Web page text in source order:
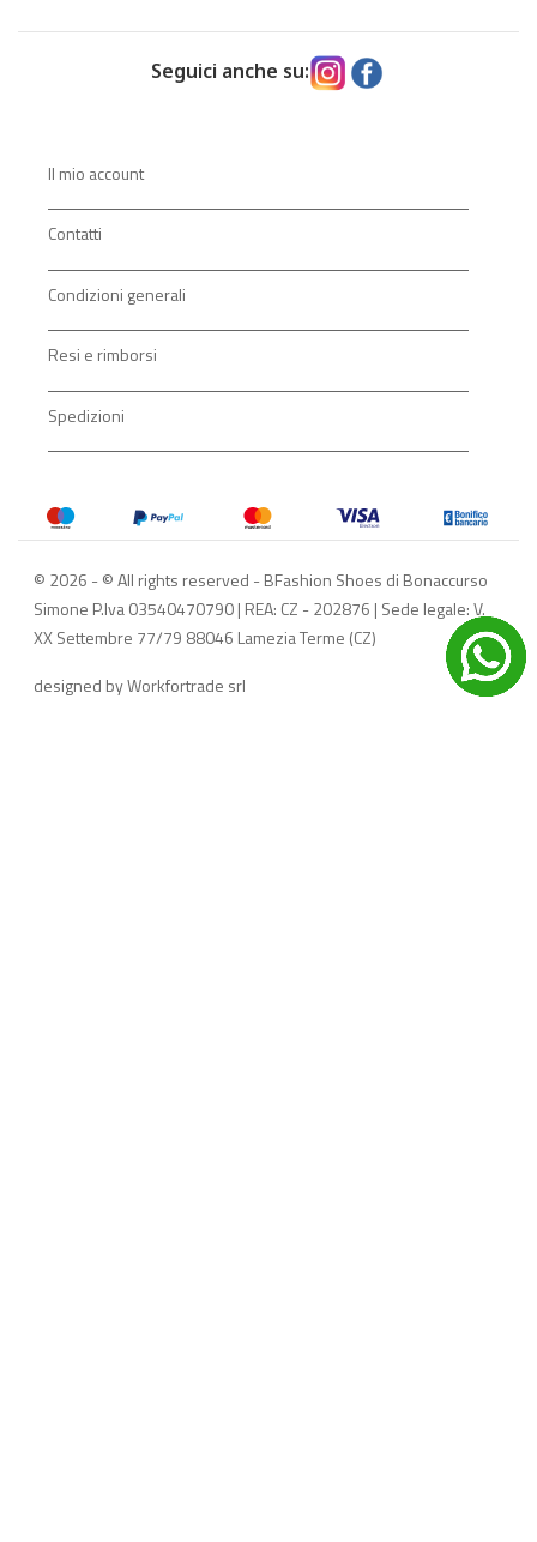
Seguici anche su:
Il mio account
Contatti
Condizioni generali
Resi e rimborsi
Spedizioni
© 2026 - © All rights reserved - BFashion Shoes di Bonaccurso
Simone P.Iva 03540470790 | REA: CZ - 202876 | Sede legale: V.
XX Settembre 77/79 88046 Lamezia Terme (CZ)
designed by Workfortrade srl